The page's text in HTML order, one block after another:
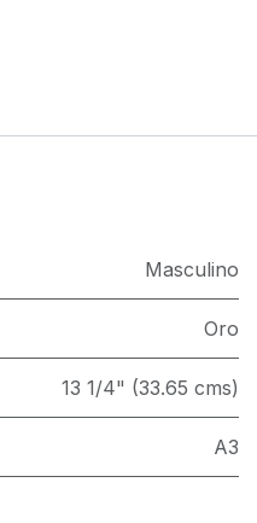
Masculino
Oro
13 1/4" (33.65 cms)
A3